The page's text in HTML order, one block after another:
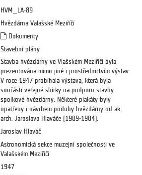
HVM_LA-89
Hvězdárna Valašské Meziříčí
Dokumenty
Stavební plány
Stavba hvězdárny ve Vlašském Meziříčí byla
prezentována mimo jiné i prostřednictvím výstav.
V roce 1947 probíhala výstava, která byla
součástí veřejné sbírky na podporu stavby
spolkové hvězdárny. Některé plakáty byly
opatřeny i návrhem podoby hvězdárny od ak.
arch. Jaroslava Hlaváče (1909-1984).
Jaroslav Hlaváč
Astronomická sekce muzejní společnosti ve
Valašském Meziříčí
1947